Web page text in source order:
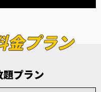
金プラン
プラン